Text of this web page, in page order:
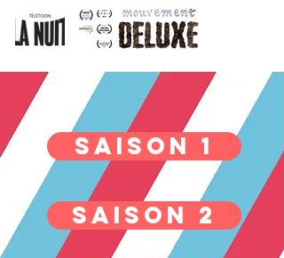
SAISON 1
SAISON 2